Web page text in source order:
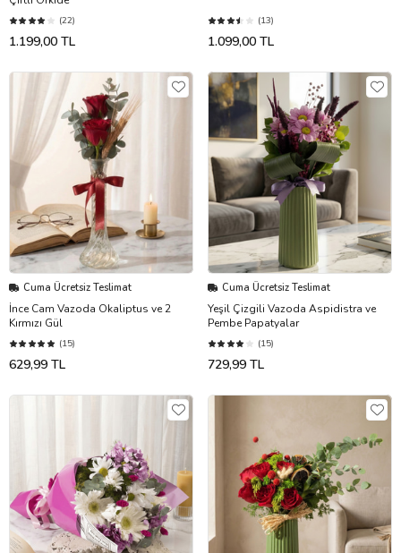
(22)
1.199,00 TL
(13)
1.099,00 TL
Cuma Ücretsiz Teslimat
İnce Cam Vazoda Okaliptus ve 2
Kırmızı Gül
(15)
629,99 TL
Cuma Ücretsiz Teslimat
Yeşil Çizgili Vazoda Aspidistra ve
Pembe Papatyalar
(15)
729,99 TL